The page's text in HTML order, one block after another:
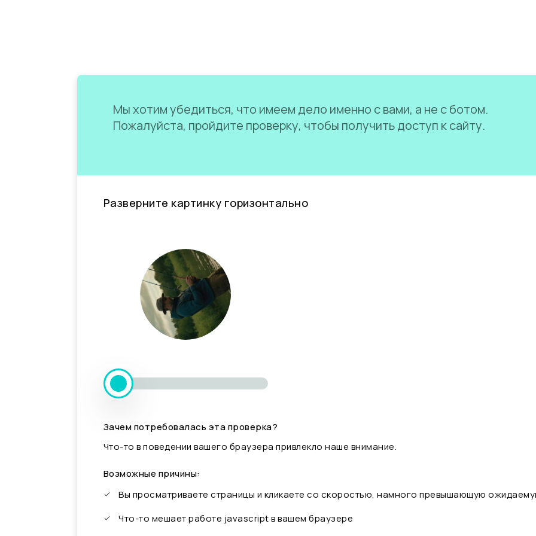
Мы хотим убедиться, что имеем дело именно с вами, а не с ботом.
Пожалуйста, пройдите проверку, чтобы получить доступ к сайту.
Разверните картинку горизонтально
Зачем потребовалась эта проверка?
Что-то в поведении вашего браузера привлекло наше внимание.
Возможные причины:
Вы просматриваете страницы и кликаете со скоростью, намного превышающую
Что-то мешает работе javascript в вашем браузере